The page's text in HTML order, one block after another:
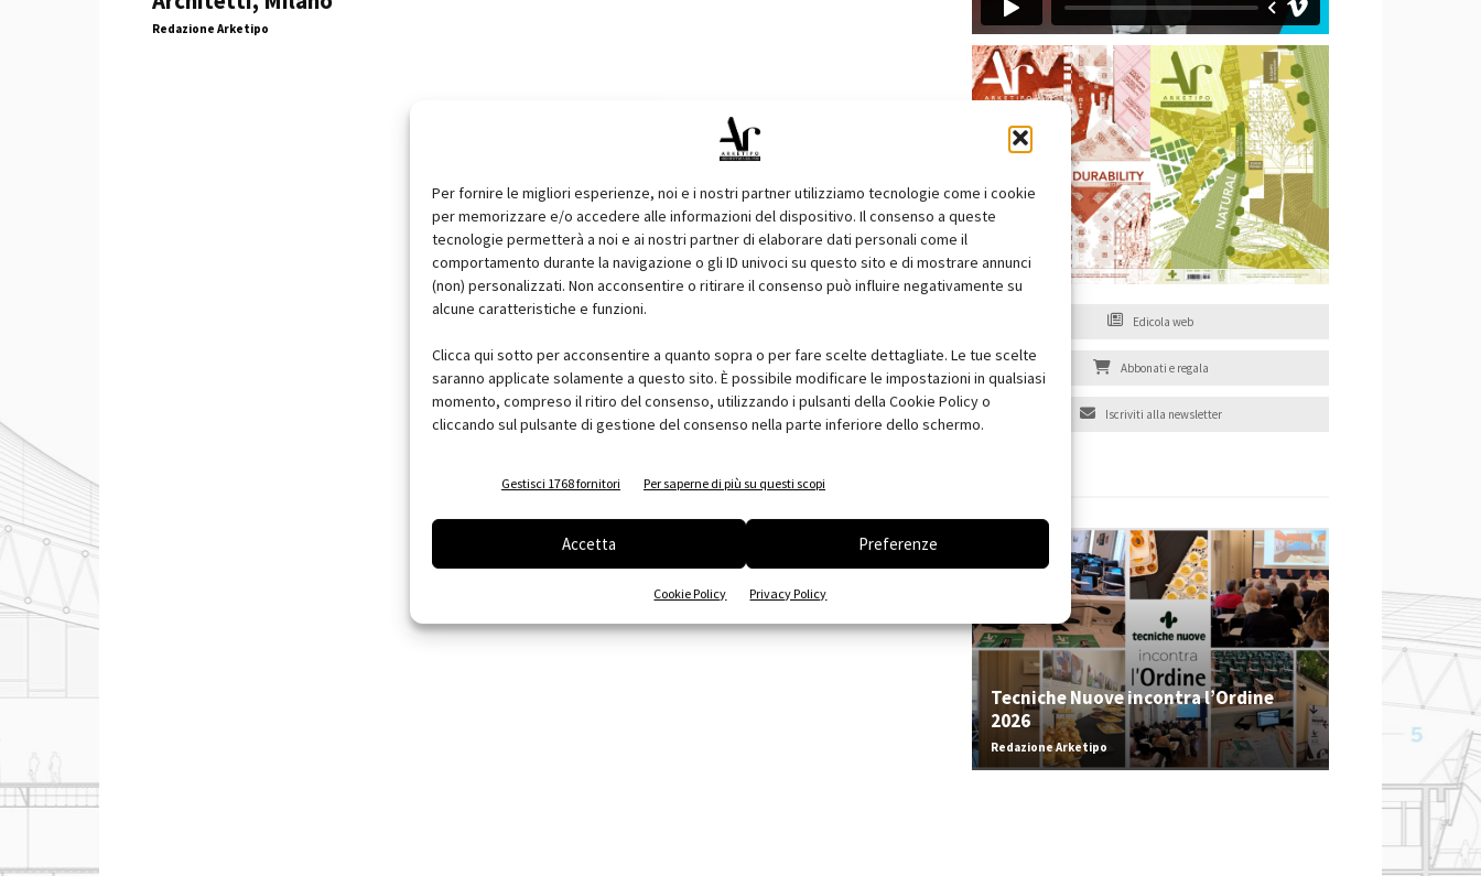
Per fornire le migliori esperienze, noi e i nostri partner utilizziamo tecnologie come i cookie
per memorizzare e/o accedere alle informazioni del dispositivo. Il consenso a queste
tecnologie permetterà a noi e ai nostri partner di elaborare dati personali come il
comportamento durante la navigazione o gli ID univoci su questo sito e di mostrare annunci
(non) personalizzati. Non acconsentire o ritirare il consenso può influire negativamente su
alcune caratteristiche e funzioni.
Clicca qui sotto per acconsentire a quanto sopra o per fare scelte dettagliate. Le tue scelte
saranno applicate solamente a questo sito. È possibile modificare le impostazioni in qualsiasi
momento, compreso il ritiro del consenso, utilizzando i pulsanti della Cookie Policy o
cliccando sul pulsante di gestione del consenso nella parte inferiore dello schermo.
Gestisci 1768 fornitori Per saperne di più su questi scopi
Accetta Preferenze
Cookie Policy Privacy Policy
Redazione Arketipo
Edicola web
Abbonati e regala
Iscriviti alla newsletter
Tecniche Nuove incontra l’Ordine
2026
Redazione Arketipo